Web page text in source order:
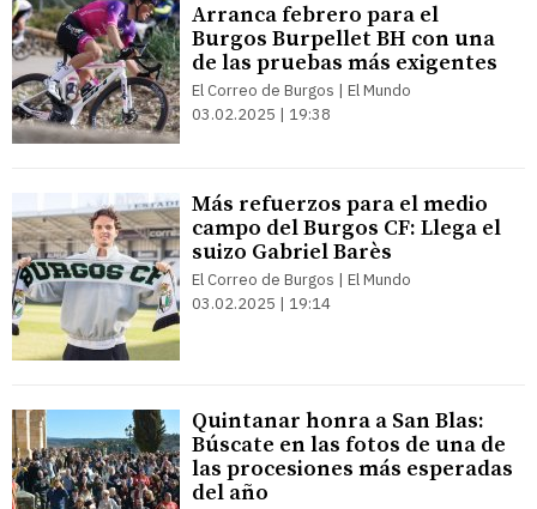
Arranca febrero para el
Burgos Burpellet BH con una
de las pruebas más exigentes
El Correo de Burgos | El Mundo
03.02.2025 | 19:38
Más refuerzos para el medio
campo del Burgos CF: Llega el
suizo Gabriel Barès
El Correo de Burgos | El Mundo
03.02.2025 | 19:14
Quintanar honra a San Blas:
Búscate en las fotos de una de
las procesiones más esperadas
del año